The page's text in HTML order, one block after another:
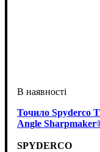
Точило Spyderco
Angle
SPYDERCO